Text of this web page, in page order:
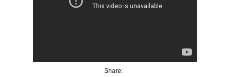
Share: